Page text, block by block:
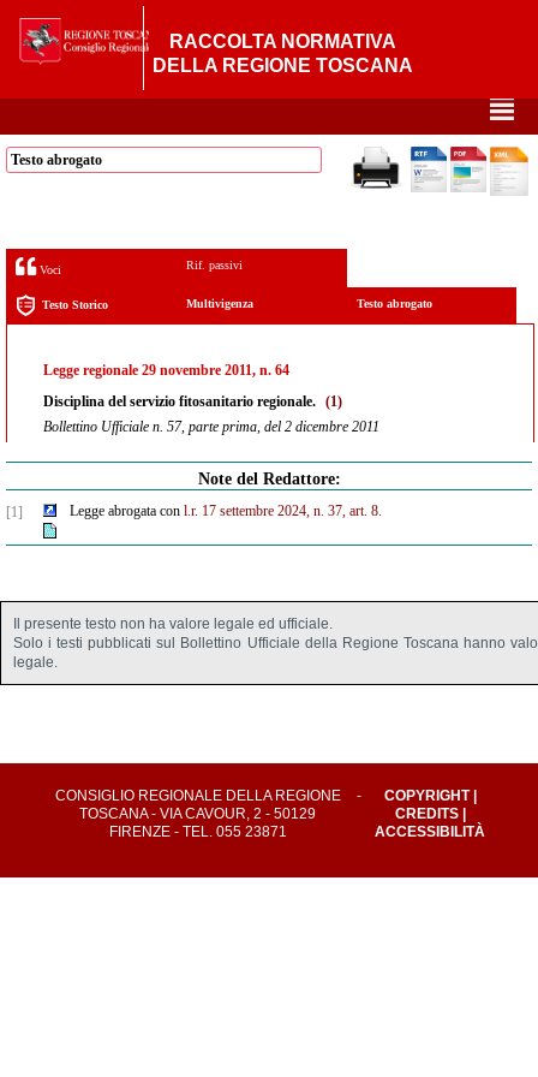
RACCOLTA NORMATIVA
DELLA REGIONE TOSCANA
²
Testo abrogato
Voci Rif. passivi
Testo Storico Multivigenza Testo abrogato
Legge regionale 29 novembre 2011, n. 64
Disciplina del servizio fitosanitario regionale. (1)
Bollettino Ufficiale n. 57, parte prima, del 2 dicembre 2011
Note del Redattore:
[1] Legge abrogata con l.r. 17 settembre 2024, n. 37, art. 8.
Il presente testo non ha valore legale ed ufficiale.
Solo i testi pubblicati sul Bollettino Ufficiale della Regione Toscana hanno
legale.
CONSIGLIO REGIONALE DELLA REGIONE
TOSCANA - VIA CAVOUR, 2 - 50129
FIRENZE - TEL. 055 23871
- COPYRIGHT|
CREDITS|
ACCESSIBILITÀ